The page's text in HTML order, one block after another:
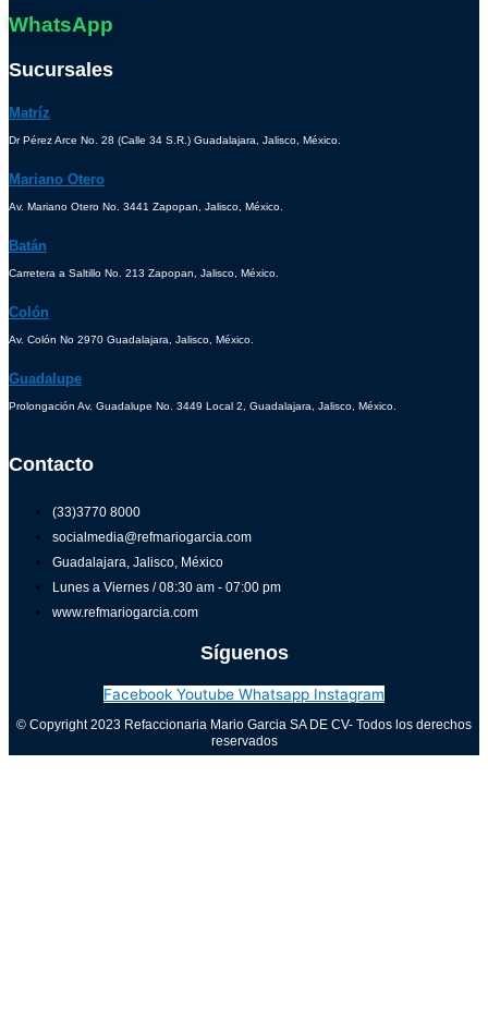
WhatsApp
Sucursales
Matríz
Dr Pérez Arce No. 28 (Calle 34 S.R.) Guadalajara, Jalisco, México.
Mariano Otero
Av. Mariano Otero No. 3441 Zapopan, Jalisco, México.
Batán
Carretera a Saltillo No. 213 Zapopan, Jalisco, México.
Colón
Av. Colón No 2970 Guadalajara, Jalisco, México.
Guadalupe
Prolongación Av. Guadalupe No. 3449 Local 2, Guadalajara, Jalisco, México.
Contacto
(33)3770 8000
socialmedia@refmariogarcia.com
Guadalajara, Jalisco, México
Lunes a Viernes / 08:30 am - 07:00 pm
www.refmariogarcia.com
Síguenos
Facebook Youtube Whatsapp Instagram
© Copyright 2023 Refaccionaria Mario Garcia SA DE CV- Todos los derechos
reservados